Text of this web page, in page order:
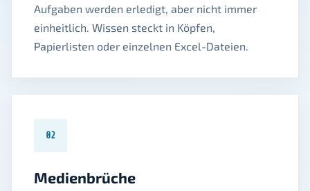
Aufgaben werden erledigt, aber nicht immer
einheitlich. Wissen steckt in Köpfen,
Papierlisten oder einzelnen Excel-Dateien.
02
Medienbrüche